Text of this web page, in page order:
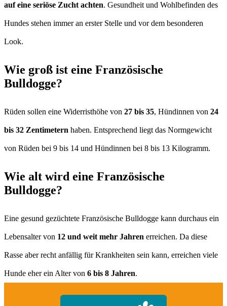
auf eine seriöse Zucht achten. Gesundheit und Wohlbefinden des
Hundes stehen immer an erster Stelle und vor dem besonderen
Look.
Wie groß ist eine Französische
Bulldogge?
Rüden sollen eine Widerristhöhe von 27 bis 35, Hündinnen von 24
bis 32 Zentimetern haben. Entsprechend liegt das Normgewicht
von Rüden bei 9 bis 14 und Hündinnen bei 8 bis 13 Kilogramm.
Wie alt wird eine Französische
Bulldogge?
Eine gesund gezüchtete Französische Bulldogge kann durchaus ein
Lebensalter von 12 und weit mehr Jahren erreichen. Da diese
Rasse aber recht anfällig für Krankheiten sein kann, erreichen viele
Hunde eher ein Alter von 6 bis 8 Jahren.